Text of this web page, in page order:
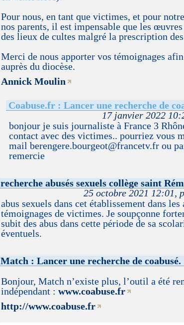
Pour nous, en tant que victimes, et pour
nos parents, il est impensable que les
des lieux de cultes malgré la prescription
Merci de nous apporter vos témoignages
auprès du diocèse.
Annick Moulin
Coabuse.fr : Lancer une recherche de
17 janvier 2022
bonjour je suis journaliste à France 3
contact avec des victimes.. pourriez vous
mail berengere.bourgeot@francetv.fr ou
remercie
recherche abusés sexuels collège saint
25 octobre 2021 12:01,
abus sexuels dans cet établissement dans
témoignages de victimes. Je soupçonne
subit des abus dans cette période de sa
éventuels.
Match : Lancer une recherche de coabusé.
Bonjour, Match n’existe plus, l’outil a été
indépendant :www.coabuse.fr
http://www.coabuse.fr